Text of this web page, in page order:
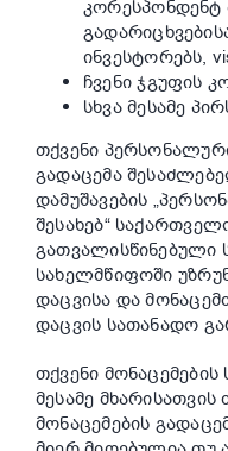
კორესპონდენტ
ინვესტორებს,
ჩვენი ჯგუფის
სხვა მესამე
თქვენი
გადაცემა
დამუშავების
შესახებ“
გათვალისწინებული
სახელმწიფოში
დაცვისა და
დაცვის სათანადო
თქვენი
მესამე
მონაცემების